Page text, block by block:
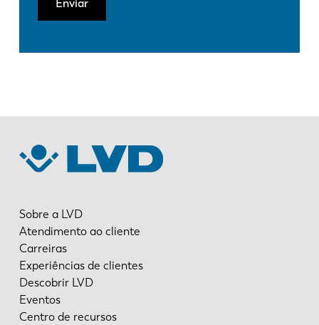
Enviar
Sobre a LVD
Atendimento ao cliente
Carreiras
Experiências de clientes
Descobrir LVD
Eventos
Centro de recursos